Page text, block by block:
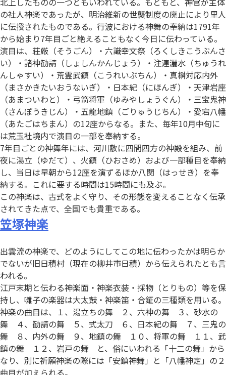
の社人神楽であったが、明治維新の世襲制度の廃止により里人
に伝授されたものである。行波における神舞の奉納は1791年
から始まり7年目ごと絶えることもなく今日に伝わっている。
演目は、荘厳（そうごん）・六識幸文祭（ろくしきこうぶんさ
い）・諸神勧請（しょしんかんじょう）・注連灑水（ちゅうれ
んしゃすい）・荒霊武鎮（こうれいぶちん）・真榊対応内外
（まさかきたいおうないぎ）・日本紀（にほんぎ）・天津岩座
（あまついわと）・弓箭将軍（ゆみやしょうぐん）・三宝鬼神
（さんぽうきじん）・五龍地鎮（ごりゅうじちん）・愛宕八幡
（あたごはちまん）の12座からなる。また、毎年10月中旬に
は荒玉社境内で演目の一部を奉納する。
7年目ごとの神舞年には、河川敷に四間四方の神殿を組み、前
夜に湯立（ゆだて）、火鎮（ひおさめ）および一部種目を奉納
し、当日は早朝から12座を演ずるほか八関（はっせき）を奉
納する。これに要する時間は15時間にも及ぶ。
この神楽は、古式をよく守り、その形態を変えることなく伝承
されてきた点で、全国でも貴重である。
笠塚神楽
出雲流の神楽で、どのようにしてこの地に伝わったかは明らか
でないが旧日積村（現在の柳井市日積）から伝えられたとも言
われる。
江戸末期と伝わる神楽面・神楽衣装・採物（とりもの）等を保
持し、囃子の楽器は大太鼓・神楽笛・合鉦の三種類を用いる。
神楽の曲目は、１、湯立ちの舞 ２、六神の舞 ３、砂水の
舞 ４、勧請の舞 ５、式太刀 ６、日本紀の舞 ７、三鬼の
舞 ８、内外の舞 ９、地鎮の舞 １０、将軍の舞 １１、武
鎮の舞 １２、岩戸の舞 と、俗にいわれる「十二の舞」から
なり、別に祈願神楽の際には「安鎮神舞」と「八幡神定」の２
曲目が加えられる。